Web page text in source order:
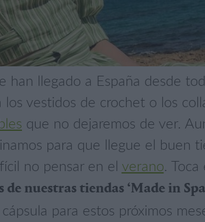
han llegado a España desde
vestidos de crochet o los
que no dejaremos de ver.
para que llegue el buen
no pensar en el verano.
de nuestras tiendas ‘Made in
para estos próximos